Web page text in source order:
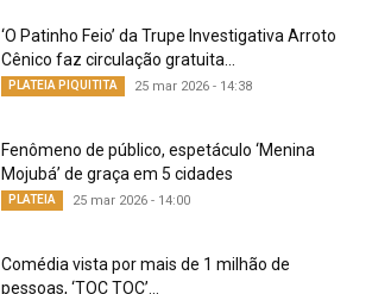
‘O Patinho Feio’ da Trupe Investigativa Arroto
Cênico faz circulação gratuita...
PLATEIA PIQUITITA 25 mar 2026 - 14:38
Fenômeno de público, espetáculo ‘Menina
Mojubá’ de graça em 5 cidades
PLATEIA 25 mar 2026 - 14:00
Comédia vista por mais de 1 milhão de
pessoas, ‘TOC TOC’...